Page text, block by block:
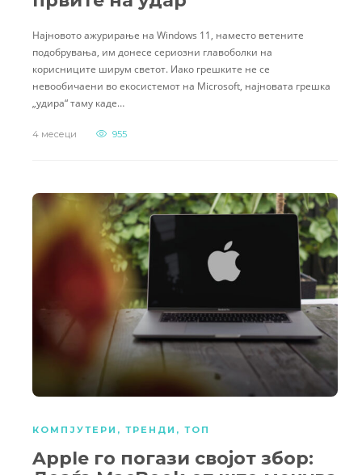
Најновото ажурирање на Windows 11, наместо ветените
подобрувања, им донесе сериозни главоболки на
корисниците ширум светот. Иако грешките не се
невообичаени во екосистемот на Microsoft, најновата грешка
„удира“ таму каде…
4 месеци 955
КОМПЈУТЕРИ , ТРЕНДИ , ТОП
Apple го погази својот збор: